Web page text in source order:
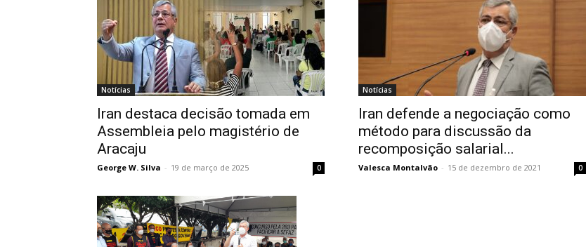
Notícias
Iran destaca decisão tomada em
Assembleia pelo magistério de
Aracaju
George W. Silva - 19 de março de 2025 0
Notícias
Iran defende a negociação como
método para discussão da
recomposição salarial...
Valesca Montalvão - 15 de dezembro de 2021 0